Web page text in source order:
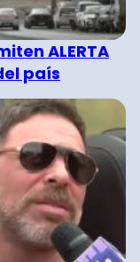
ALERTA
país